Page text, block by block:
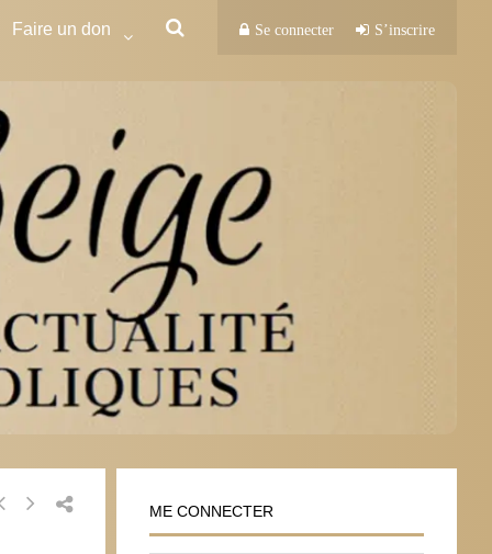
Faire un don Se connecter S’inscrire
ME CONNECTER